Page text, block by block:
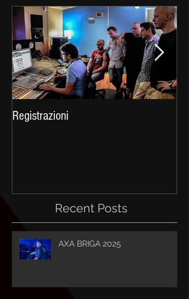
Registrazioni
Recent Posts
AXA BRIGA 2025